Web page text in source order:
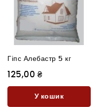
Гіпс Алебастр 5 кг
125,00 ₴
У кошик